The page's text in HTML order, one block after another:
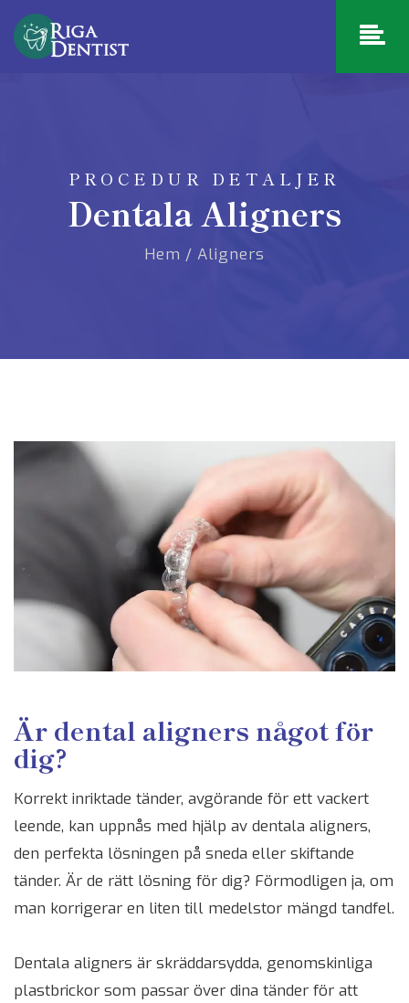
PROCEDUR DETALJER
Dentala Aligners
Hem / Aligners
Är dental aligners något för
dig?
Korrekt inriktade tänder, avgörande för ett vackert
leende, kan uppnås med hjälp av dentala aligners,
den perfekta lösningen på sneda eller skiftande
tänder. Är de rätt lösning för dig? Förmodligen ja, om
man korrigerar en liten till medelstor mängd tandfel.
Dentala aligners är skräddarsydda, genomskinliga
plastbrickor som passar över dina tänder för att